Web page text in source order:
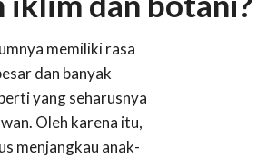
memiliki rasa
dan banyak
yang seharusnya
Oleh karena itu,
menjangkau anak-